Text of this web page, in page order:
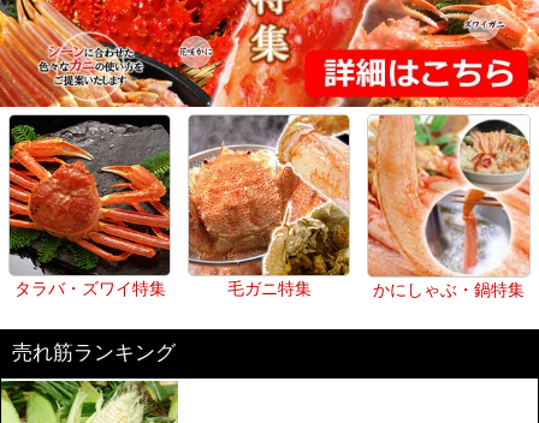
タラバ・ズワイ特集 毛ガニ特集 かにしゃぶ・鍋特集
売れ筋ランキング